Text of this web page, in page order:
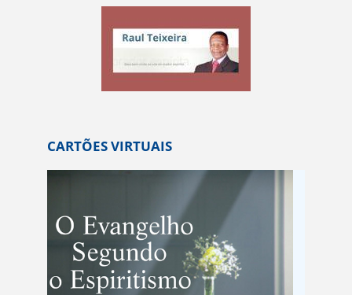
CARTÕES VIRTUAIS